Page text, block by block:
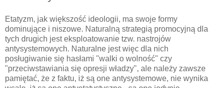
Etatyzm, jak większość ideologii, ma swoje formy
dominujące i niszowe. Naturalną strategią promocyjną dla
tych drugich jest eksploatowanie tzw. nastrojów
antysystemowych. Naturalne jest więc dla nich
posługiwanie się hasłami "walki o wolność" czy
"przeciwstawiania się opresji władzy", ale należy zawsze
pamiętać, że z faktu, iż są one antysystemowe, nie wynika